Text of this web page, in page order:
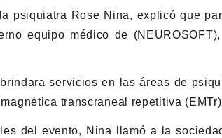
psiquiatra Rose Nina, explicó que
equipo médico de
servicios en las áreas de
transcraneal repetitiva
del evento, Nina llamó a la